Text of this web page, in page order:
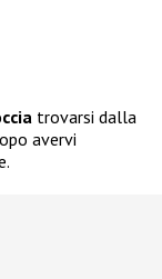
trovarsi dalla
avervi